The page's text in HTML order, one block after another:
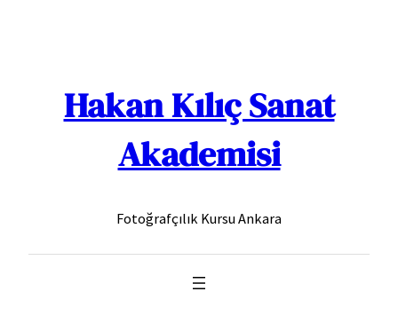
Hakan Kılıç Sanat
Akademisi
Fotoğrafçılık Kursu Ankara